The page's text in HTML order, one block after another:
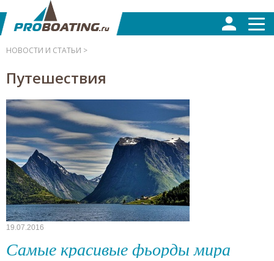
НОВОСТИ И СТАТЬИ >
Путешествия
19.07.2016
Самые красивые фьорды мира